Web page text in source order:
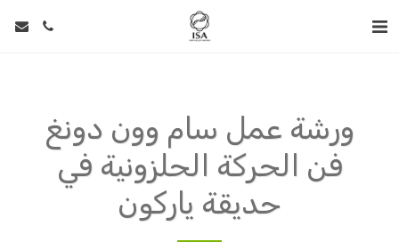
ورشة عمل سام وون دونغ
فن الحركة الحلزونية في
حديقة ياركون